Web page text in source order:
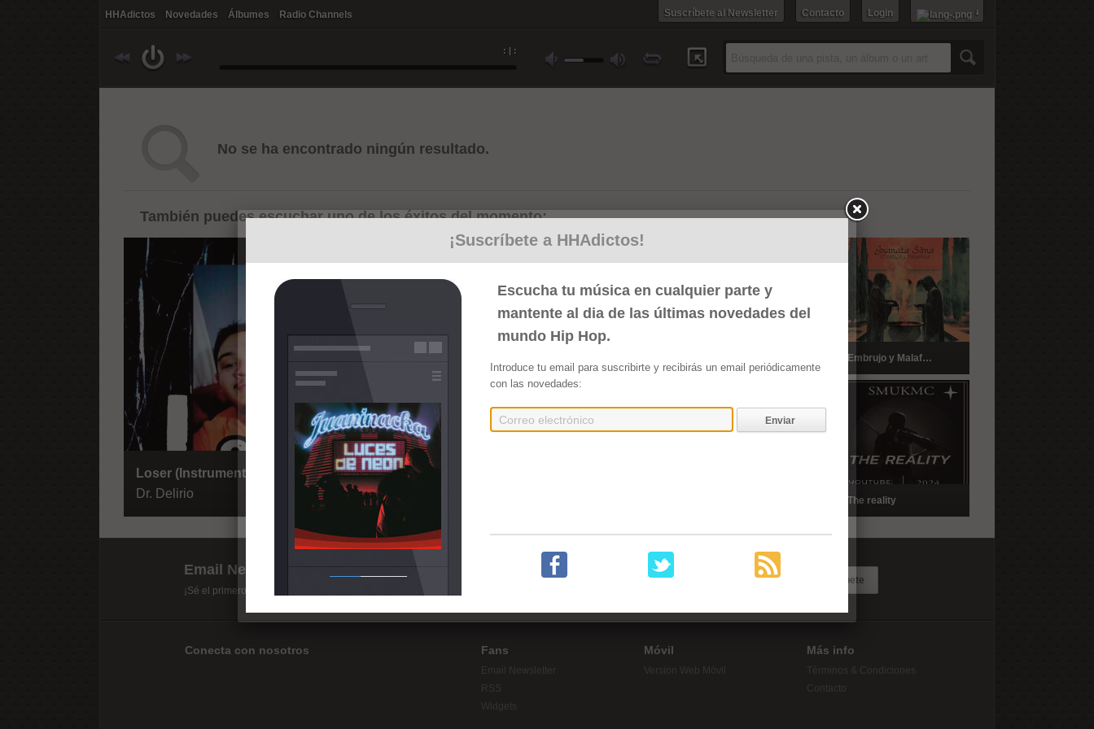
HHAdictos Novedades Álbumes Radio Channels Login
Contacto
Suscríbete al Newsletter
: | :
No se ha encontrado ningún resultado.
También puedes escuchar uno de los éxitos del momento:
Loser (Instrumentales)
Dr. Delirio
Embrujo y Malafollá
The reality
Email Newsletter
¡Sé el primero en recibir las últimas mixtapes de Hip Hop!
Suscríbete
Conecta con nosotros Fans
Email Newsletter
Móvil
Version Web Móvil
Más info
Términos & Condiciones
Contacto
¡Suscríbete a HHAdictos!
Escucha tu música en cualquier parte y
mantente al dia de las últimas novedades del
mundo Hip Hop.
Introduce tu email para suscribirte y recibirás un email periódicamente
con las novedades:
Enviar